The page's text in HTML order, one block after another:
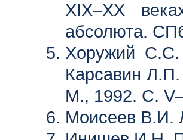
XIX–XX
абсолюта.
Хоружий
Карсавин
М., 1992. С.
Моисеев В.И.